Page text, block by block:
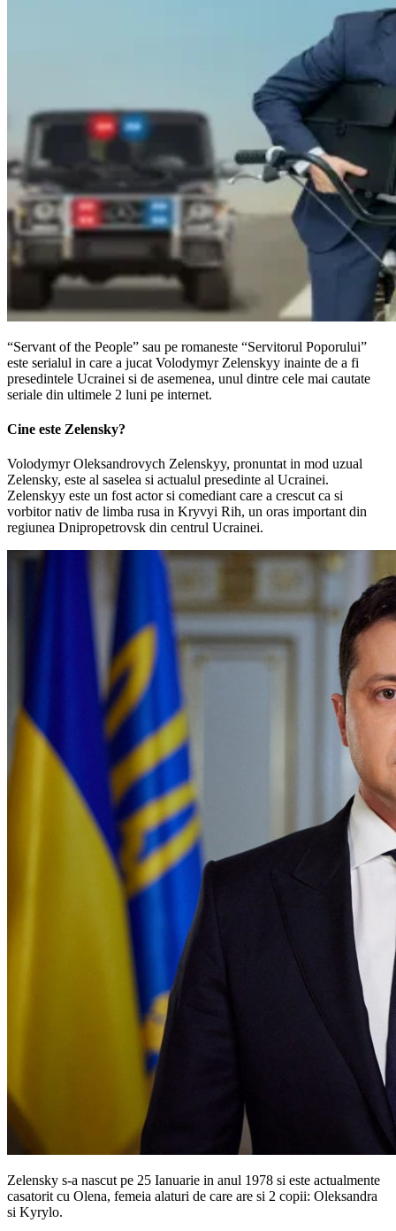
“Servant of the People” sau pe romaneste “Servitorul Poporului”
este serialul in care a jucat Volodymyr Zelenskyy inainte de a fi
presedintele Ucrainei si de asemenea, unul dintre cele mai cautate
seriale din ultimele 2 luni pe internet.
Cine este Zelensky?
Volodymyr Oleksandrovych Zelenskyy, pronuntat in mod uzual
Zelensky, este al saselea si actualul presedinte al Ucrainei.
Zelenskyy este un fost actor si comediant care a crescut ca si
vorbitor nativ de limba rusa in Kryvyi Rih, un oras important din
regiunea Dnipropetrovsk din centrul Ucrainei.
Zelensky s-a nascut pe 25 Ianuarie in anul 1978 si este actualmente
casatorit cu Olena, femeia alaturi de care are si 2 copii: Oleksandra
si Kyrylo.